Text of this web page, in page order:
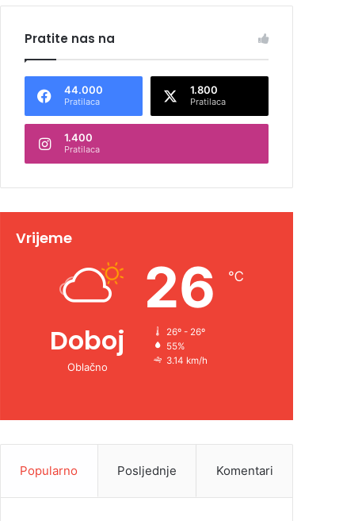
Pratite nas na
44.000
Pratilaca
1.800
Pratilaca
1.400
Pratilaca
Vrijeme
Doboj
Oblačno
26 ℃
26º - 26º
55%
3.14 km/h
Popularno Posljednje Komentari